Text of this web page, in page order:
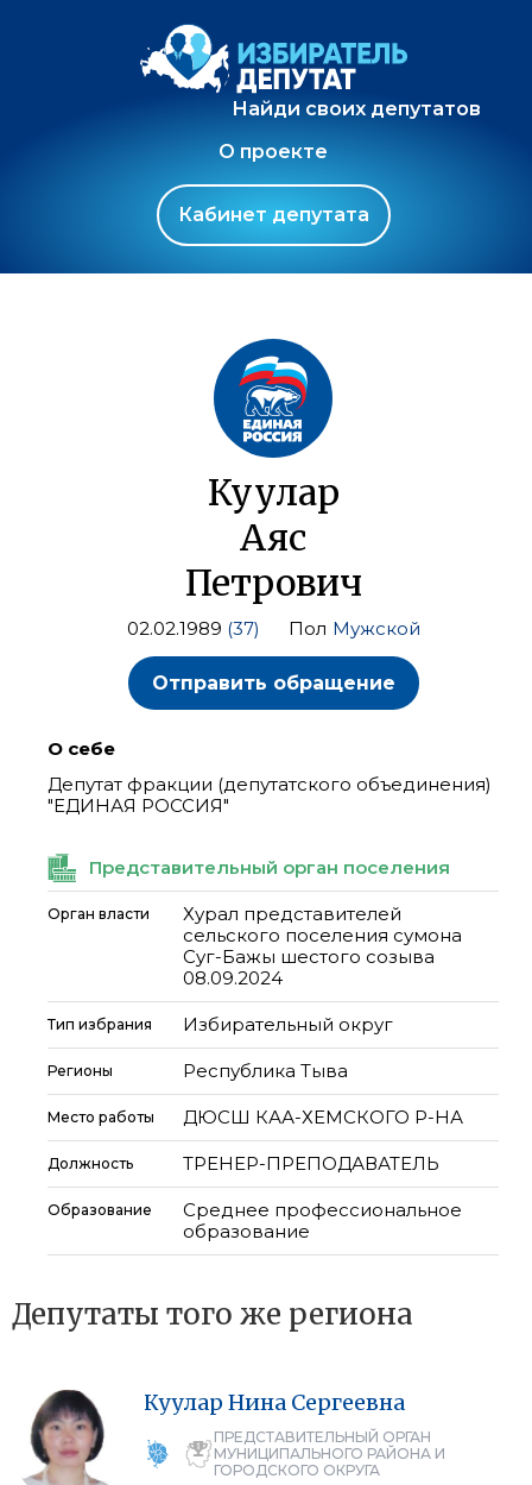
Найди своих депутатов
О проекте
Кабинет депутата
Куулар
Аяс
Петрович
02.02.1989 (37) Пол Мужской
Отправить обращение
О себе
Депутат фракции (депутатского объединения)
"ЕДИНАЯ РОССИЯ"
Представительный орган поселения
Орган власти
Хурал представителей
сельского поселения сумона
Суг-Бажы шестого созыва
08.09.2024
Тип избрания Избирательный округ
Регионы Республика Тыва
Место работы ДЮСШ КАА-ХЕМСКОГО Р-НА
Должность ТРЕНЕР-ПРЕПОДАВАТЕЛЬ
Образование
Среднее профессиональное
образование
Депутаты того же региона
Куулар Нина Сергеевна
ПРЕДСТАВИТЕЛЬНЫЙ ОРГАН
МУНИЦИПАЛЬНОГО РАЙОНА И
ГОРОДСКОГО ОКРУГА